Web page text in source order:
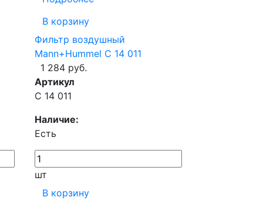
В корзину
Фильтр воздушный
Mann+Hummel C 14 011
1 284 руб.
Артикул
C 14 011
Наличие:
Есть
шт
В корзину